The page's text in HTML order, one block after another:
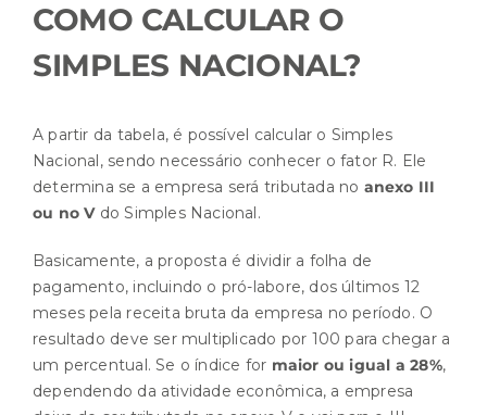
COMO CALCULAR O
SIMPLES NACIONAL?
A partir da tabela, é possível calcular o Simples
Nacional, sendo necessário conhecer o fator R. Ele
determina se a empresa será tributada no anexo III
ou no V do Simples Nacional.
Basicamente, a proposta é dividir a folha de
pagamento, incluindo o pró-labore, dos últimos 12
meses pela receita bruta da empresa no período. O
resultado deve ser multiplicado por 100 para chegar a
um percentual. Se o índice for maior ou igual a 28%,
dependendo da atividade econômica, a empresa